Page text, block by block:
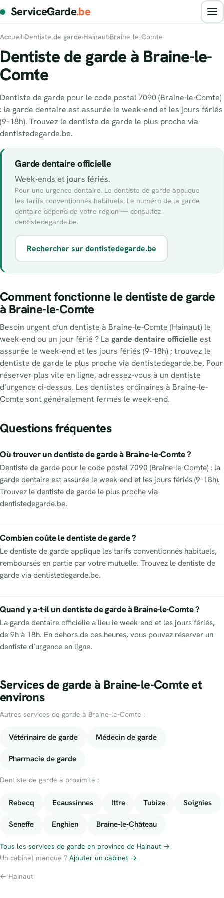
ServiceGarde.be
Accueil›Dentiste de garde›Hainaut›Braine-le-Comte
Dentiste de garde à Braine-le-
Comte
Dentiste de garde pour le code postal 7090 (Braine-le-Comte)
: la garde dentaire est assurée le week-end et les jours fériés
(9–18h). Trouvez le dentiste de garde le plus proche via
dentistedegarde.be.
Garde dentaire officielle
Week-ends et jours fériés.
Pour une urgence dentaire. Le dentiste de garde applique
les tarifs conventionnés habituels. Le numéro de la garde
dentaire dépend de votre région — consultez
dentistedegarde.be.
Rechercher sur dentistedegarde.be
Comment fonctionne le dentiste de garde
à Braine-le-Comte
Besoin urgent d’un dentiste à Braine-le-Comte (Hainaut) le
week-end ou un jour férié ? La garde dentaire officielle est
assurée le week-end et les jours fériés (9–18h) ; trouvez le
dentiste de garde le plus proche via dentistedegarde.be. Pour
réserver plus vite en ligne, adressez-vous à un dentiste
d’urgence ci-dessus. Les dentistes ordinaires à Braine-le-
Comte sont généralement fermés le week-end.
Questions fréquentes
Où trouver un dentiste de garde à Braine-le-Comte ?
Dentiste de garde pour le code postal 7090 (Braine-le-Comte) : la
garde dentaire est assurée le week-end et les jours fériés (9–18h).
Trouvez le dentiste de garde le plus proche via
dentistedegarde.be.
Combien coûte le dentiste de garde ?
Le dentiste de garde applique les tarifs conventionnés habituels,
remboursés en partie par votre mutuelle. Trouvez le dentiste de
garde via dentistedegarde.be.
Quand y a-t-il un dentiste de garde à Braine-le-Comte ?
La garde dentaire officielle a lieu le week-end et les jours fériés,
de 9h à 18h. En dehors de ces heures, vous pouvez réserver un
dentiste d’urgence en ligne.
Services de garde à Braine-le-Comte et
environs
Autres services de garde à Braine-le-Comte :
Vétérinaire de garde Médecin de garde
Pharmacie de garde
Dentiste de garde à proximité :
Rebecq Ecaussinnes Ittre Tubize Soignies
Seneffe Enghien Braine-le-Château
Tous les services de garde en province de Hainaut →
Un cabinet manque ? Ajouter un cabinet →
← Hainaut